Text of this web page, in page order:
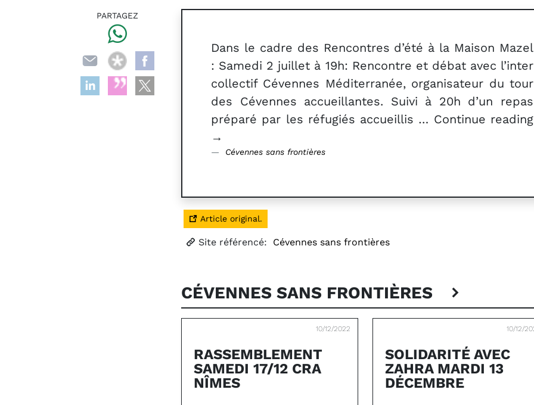
Dans le cadre des Rencontres d’été à la Maison Mazel
: Samedi 2 juillet à 19h: Rencontre et débat avec l’inter
collectif Cévennes Méditerranée, organisateur du tour
des Cévennes accueillantes. Suivi à 20h d’un repas
préparé par les réfugiés accueillis … Continue reading
→
Cévennes sans frontières
Article original.
Site référencé: Cévennes sans frontières
CÉVENNES SANS FRONTIÈRES
10/12/2022
RASSEMBLEMENT
SAMEDI 17/12 CRA
NÎMES
10/12/
SOLIDARITÉ AVEC
ZAHRA MARDI 13
DÉCEMBRE
PARTAGEZ